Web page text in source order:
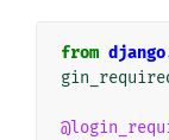
from